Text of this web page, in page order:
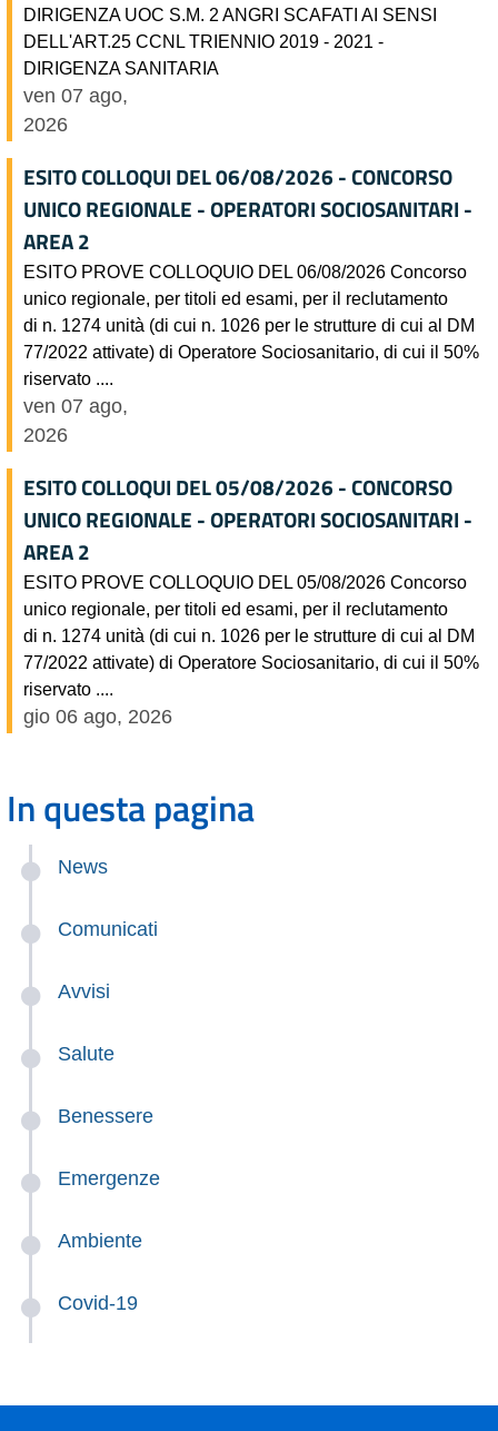
DIRIGENZA UOC S.M. 2 ANGRI SCAFATI AI SENSI
DELL'ART.25 CCNL TRIENNIO 2019 - 2021 -
DIRIGENZA SANITARIA
ven 07 ago,
2026
ESITO COLLOQUI DEL 06/08/2026 - CONCORSO
UNICO REGIONALE - OPERATORI SOCIOSANITARI -
AREA 2
ESITO PROVE COLLOQUIO DEL 06/08/2026 Concorso
unico regionale, per titoli ed esami, per il reclutamento
di n. 1274 unità (di cui n. 1026 per le strutture di cui al DM
77/2022 attivate) di Operatore Sociosanitario, di cui il 50%
riservato ....
ven 07 ago,
2026
ESITO COLLOQUI DEL 05/08/2026 - CONCORSO
UNICO REGIONALE - OPERATORI SOCIOSANITARI -
AREA 2
ESITO PROVE COLLOQUIO DEL 05/08/2026 Concorso
unico regionale, per titoli ed esami, per il reclutamento
di n. 1274 unità (di cui n. 1026 per le strutture di cui al DM
77/2022 attivate) di Operatore Sociosanitario, di cui il 50%
riservato ....
gio 06 ago, 2026
In questa pagina
News
Comunicati
Avvisi
Salute
Benessere
Emergenze
Ambiente
Covid-19